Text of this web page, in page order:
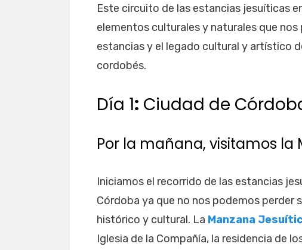
Este circuito de las estancias jesuíticas
elementos culturales y naturales que
estancias y el legado cultural y artístico
cordobés.
Día 1: Ciudad de
Por la mañana, visitamos la
Iniciamos el recorrido de las estancias
Córdoba ya que no nos podemos
histórico y cultural. La Manzana
Iglesia de la Compañía, la residencia de